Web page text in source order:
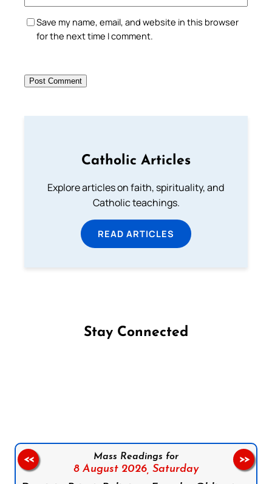
Save my name, email, and website in this browser
for the next time I comment.
Catholic Articles
Explore articles on faith, spirituality, and
Catholic teachings.
READ ARTICLES
Stay Connected
Mass Readings for
8 August 2026, Saturday
<< >>